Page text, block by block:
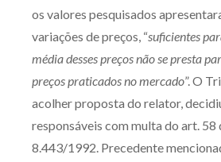
os valores pesquisados
variações de preços, “suficientes
média desses preços não se presta
preços praticados no mercado”. O
acolher proposta do relator,
responsáveis com multa do art. 58
8.443/1992. Precedente